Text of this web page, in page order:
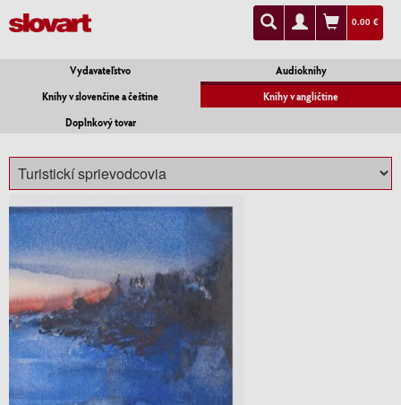
0.00 €
Vydavateľstvo
Audioknihy
Knihy v slovenčine a češtine
Knihy v angličtine
Doplnkový tovar